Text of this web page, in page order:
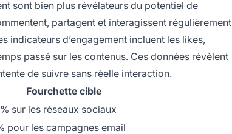
sont bien plus révélateurs du potentiel de
partagent et interagissent régulièrement
indicateurs d’engagement incluent les likes,
passé sur les contenus. Ces données révèlent
de suivre sans réelle interaction.
Fourchette cible
sur les réseaux sociaux
pour les campagnes email